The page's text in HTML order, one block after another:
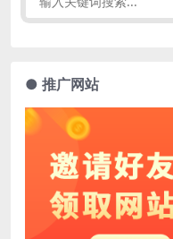
● 推广网站